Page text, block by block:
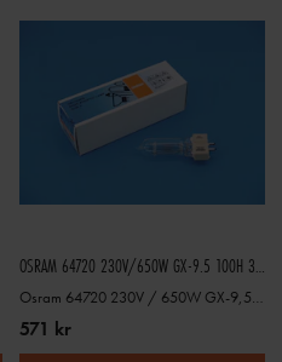
OSRAM 64720 230V/650W GX-9.5 100H 3200K
Osram 64720 230V / 650W GX-9,5 100h 3200K
571 kr